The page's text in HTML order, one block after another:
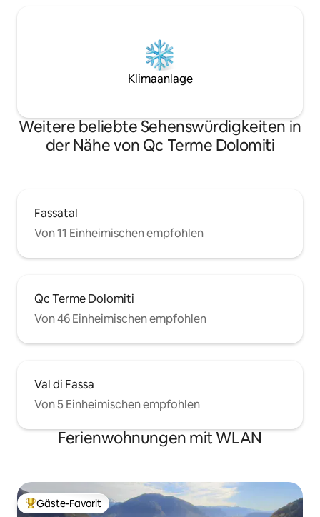
Klimaanlage
Weitere beliebte Sehenswürdigkeiten in
der Nähe von Qc Terme Dolomiti
Fassatal
Von 11 Einheimischen empfohlen
Qc Terme Dolomiti
Von 46 Einheimischen empfohlen
Val di Fassa
Von 5 Einheimischen empfohlen
Ferienwohnungen mit WLAN
Beliebter Gäste-Favorit.
Gäste-Favorit